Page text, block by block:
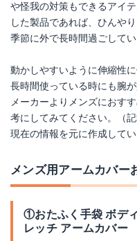
や怪我の対策もできるアイ
した製品であれば、ひんや
季節に外で長時間過ごして
動かしやすいように伸縮性
長時間使っている時にも腕
メーカーよりメンズにおす
考にしてみてください。（
現在の情報を元に作成してい
メンズ用アームカバー
①おたふく手袋 ボデ
レッチ アームカバー